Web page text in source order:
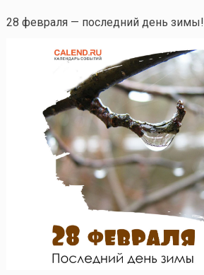
28 февраля — последний день зимы!